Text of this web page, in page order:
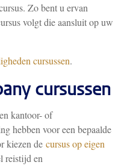
Zo bent u ervan
volgt die aansluit op uw
cursussen.
cursussen
kantoor- of
hebben voor een bepaalde
kiezen de cursus op eigen
reistijd en